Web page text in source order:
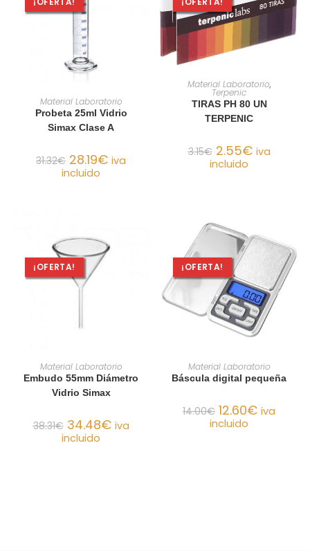
AÑADIR AL CARRITO
Material Laboratorio
Probeta 25ml Vidrio
Simax Clase A
31.32€ 28.19€ iva
incluido
AÑADIR AL CARRITO
Material Laboratorio,
Terpenic
TIRAS PH 80 UN
TERPENIC
3.15€ 2.55€ iva
incluido
¡OFERTA!
AÑADIR AL CARRITO
Material Laboratorio
Embudo 55mm Diámetro
Vidrio Simax
38.31€ 34.48€ iva
incluido
¡OFERTA!
AÑADIR AL CARRITO
Material Laboratorio
Báscula digital pequeña
14.00€ 12.60€ iva
incluido